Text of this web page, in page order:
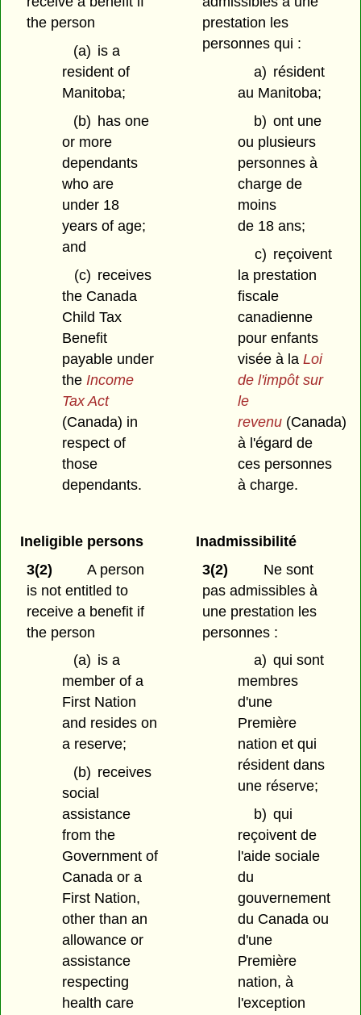
the person
(a) is a
resident of
Manitoba;
(b) has one
or more
dependants
who are
under 18
years of age;
and
(c) receives
the Canada
Child Tax
Benefit
payable under
the Income
Tax Act
(Canada) in
respect of
those
dependants.
prestation les
personnes qui :
a) résident
au Manitoba;
b) ont une
ou plusieurs
personnes à
charge de
moins
de 18 ans;
c) reçoivent
la prestation
fiscale
canadienne
pour enfants
visée à laLoi
de l'impôt sur
le
revenu (Canada)
à l'égard de
ces personnes
à charge.
Ineligible persons
3(2)
A person
is not entitled to
receive a benefit if
the person
(a) is a
member of a
First Nation
and resides on
a reserve;
(b) receives
social
assistance
from the
Government of
Canada or a
First Nation,
other than an
allowance or
assistance
respecting
health care
Inadmissibilité
3(2)
Ne sont
pas admissibles à
une prestation les
personnes :
a) qui sont
membres
d'une
Première
nation et qui
résident dans
une réserve;
b) qui
reçoivent de
l'aide sociale
du
gouvernement
du Canada ou
d'une
Première
nation, à
l'exception